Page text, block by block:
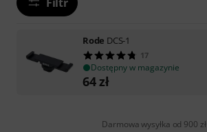
Rode DCS-1
17
Dostępny w magazynie
64zł
Darmowa wysyłka od 900 zł